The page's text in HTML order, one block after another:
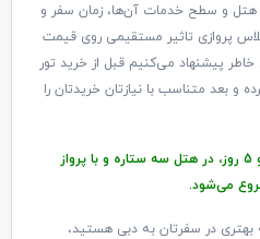
هتل و سطح خدمات آن‌ها، زمان سفر و
پروازی تاثیر مستقیمی روی قیمت
به همین خاطر پیشنهاد می‌کنیم قبل از خرید تور
و بعد متناسب با نیازتان خریدتان را
در حال حاضر، قیمت تور دبی 4 شب و 5 روز، در هتل سه ستاره و با پرواز
بهتری در سفرتان به دبی هستید،